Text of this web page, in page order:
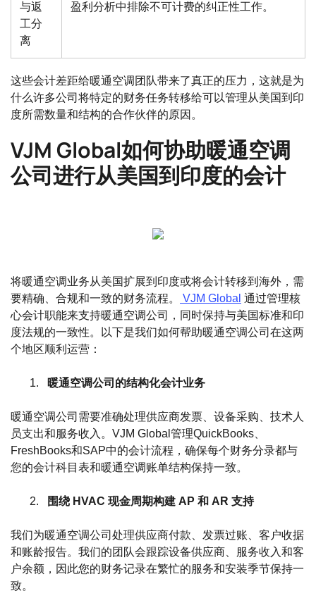
与返
工分
离
盈利分析中排除不可计费的纠正性工作。
这些会计差距给暖通空调团队带来了真正的压力，这就是为
什么许多公司将特定的财务任务转移给可以管理从美国到印
度所需数量和结构的合作伙伴的原因。
VJM Global如何协助暖通空调
公司进行从美国到印度的会计
将暖通空调业务从美国扩展到印度或将会计转移到海外，需
要精确、合规和一致的财务流程。
VJM Global 通过管理核
心会计职能来支持暖通空调公司，同时保持与美国标准和印
度法规的一致性。以下是我们如何帮助暖通空调公司在这两
个地区顺利运营：
暖通空调公司的结构化会计业务
暖通空调公司需要准确处理供应商发票、设备采购、技术人
员支出和服务收入。VJM Global管理QuickBooks、
FreshBooks和SAP中的会计流程，确保每个财务分录都与
您的会计科目表和暖通空调账单结构保持一致。
围绕 HVAC 现金周期构建 AP 和 AR 支持
我们为暖通空调公司处理供应商付款、发票过账、客户收据
和账龄报告。我们的团队会跟踪设备供应商、服务收入和客
户余额，因此您的财务记录在繁忙的服务和安装季节保持一
致。